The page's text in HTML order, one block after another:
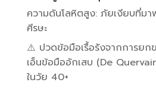
ความดันโลหิตสูง: ภัยเงียบที่มา
ศีรษะ
⚠️ ปวดข้อมือเรื้อรังจากการยก
เอ็นข้อมืออักเสบ (De
ในวัย 40+